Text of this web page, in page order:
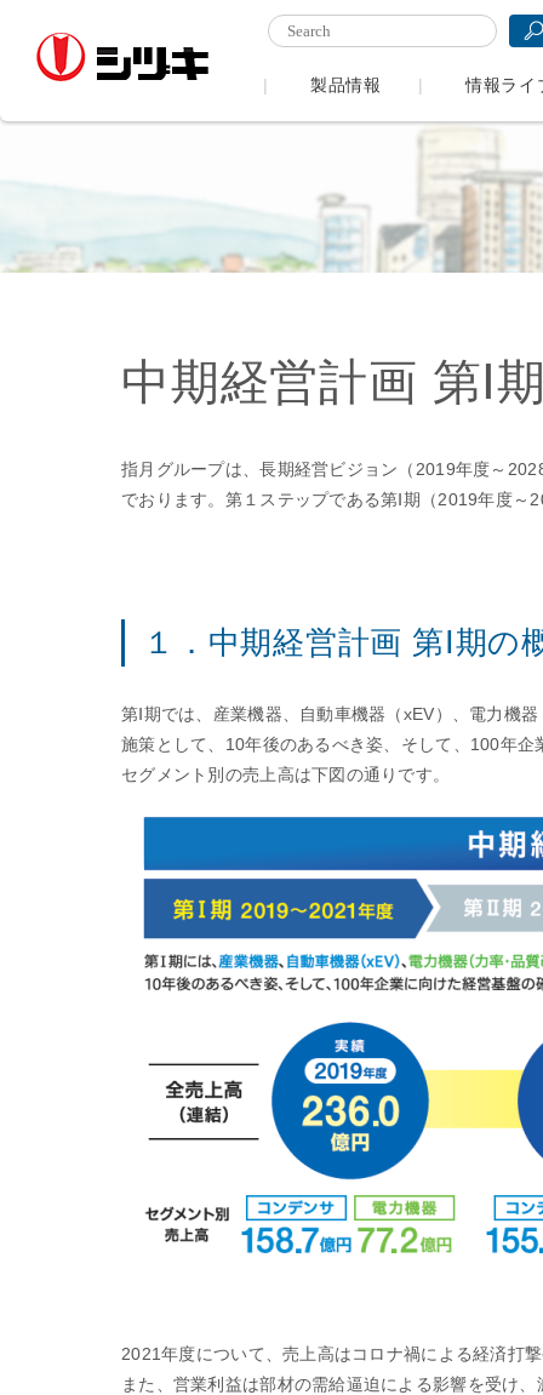
製品情報 情報ライ
中期経営計画 第Ⅰ
指月グループは、長期経営ビジョン（2019年度～
でおります。第１ステップである第Ⅰ期（2019年度
１．中期経営計画 第Ⅰ期の
第Ⅰ期では、産業機器、自動車機器（xEV）、電力機
施策として、10年後のあるべき姿、そして、100年
セグメント別の売上高は下図の通りです。
2021年度について、売上高はコロナ禍による経済打
また、営業利益は部材の需給逼迫による影響を受け